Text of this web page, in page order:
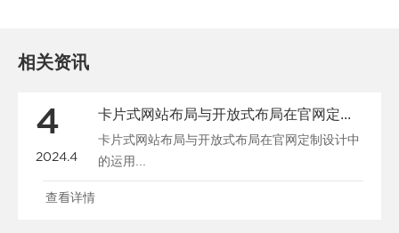
相关资讯
4
2024.4
卡片式网站布局与开放式布局在官网定制设计中
的运用...
查看详情